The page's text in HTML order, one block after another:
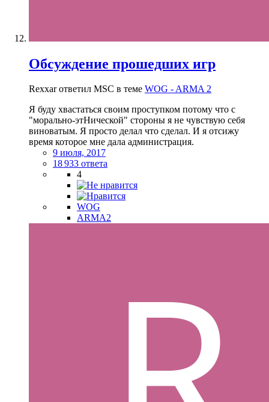
Обсуждение прошедших игр
Rexxar ответил MSC в теме WOG - ARMA 2
Я буду хвастаться своим проступком потому что с
"морально-этНической" стороны я не чувствую себя
виноватым. Я просто делал что сделал. И я отсижу
время которое мне дала администрация.
9 июля, 2017
18 933 ответа
4
WOG
ARMA2